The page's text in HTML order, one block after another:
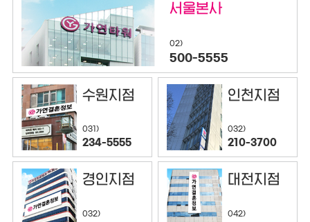
서울본사
02)
500-5555
수원지점
031)
234-5555
인천지점
032)
210-3700
경인지점
032)
대전지점
042)